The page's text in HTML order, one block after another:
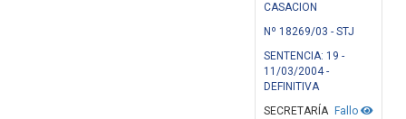
CASACION
Nº 18269/03 - STJ
SENTENCIA: 19 -
11/03/2004 -
DEFINITIVA
Fallo
SECRETARÍA